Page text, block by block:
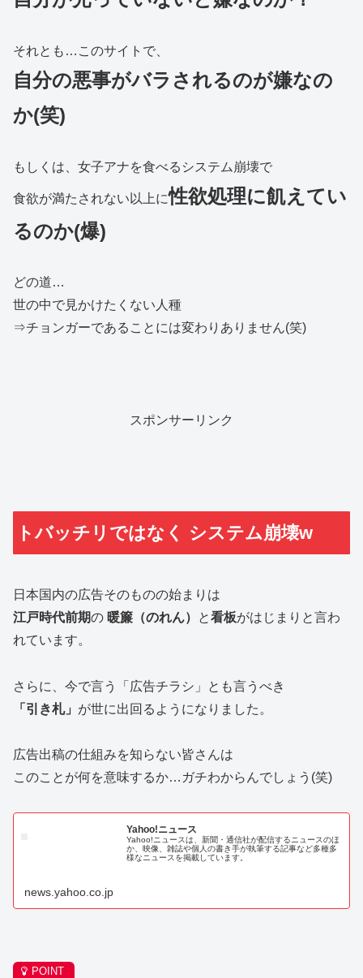
それとも…このサイトで、
自分の悪事がバラされるのが嫌なの
か(笑)
もしくは、女子アナを食べるシステム崩壊で
食欲が満たされない以上に性欲処理に飢えてい
るのか(爆)
どの道…
世の中で見かけたくない人種
⇒チョンガーであることには変わりありません(笑)
スポンサーリンク
トバッチリではなく システム崩壊w
日本国内の広告そのものの始まりは
江戸時代前期の 暖簾（のれん） と看板がはじまりと言わ
れています。
さらに、今で言う「広告チラシ」とも言うべき
「引き札」 が世に出回るようになりました。
広告出稿の仕組みを知らない皆さんは
このことが何を意味するか…ガチわからんでしょう(笑)
Yahoo!ニュース
Yahoo!ニュースは、新聞・通信社が配信するニュースのほ
か、映像、雑誌や個人の書き手が執筆する記事など多種多
様なニュースを掲載しています。
news.yahoo.co.jp